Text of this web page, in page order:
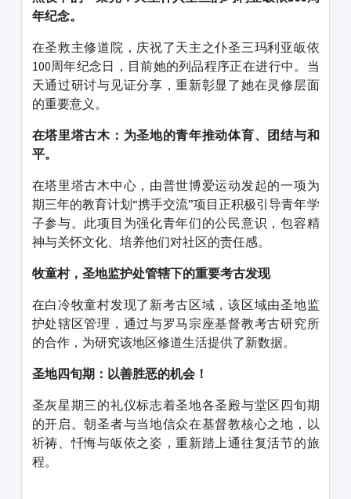
年纪念。
在圣救主修道院，庆祝了天主之仆圣三玛利亚皈依
100周年纪念日，目前她的列品程序正在进行中。当
天通过研讨与见证分享，重新彰显了她在灵修层面
的重要意义。
在塔里塔古木：为圣地的青年推动体育、团结与和
平。
在塔里塔古木中心，由普世博爱运动发起的一项为
期三年的教育计划“携手交流”项目正积极引导青年学
子参与。此项目为强化青年们的公民意识，包容精
神与关怀文化、培养他们对社区的责任感。
牧童村，圣地监护处管辖下的重要考古发现
在白冷牧童村发现了新考古区域，该区域由圣地监
护处辖区管理，通过与罗马宗座基督教考古研究所
的合作，为研究该地区修道生活提供了新数据。
圣地四旬期：以善胜恶的机会！
圣灰星期三的礼仪标志着圣地各圣殿与堂区四旬期
的开启。朝圣者与当地信众在基督教核心之地，以
祈祷、忏悔与皈依之姿，重新踏上通往复活节的旅
程。